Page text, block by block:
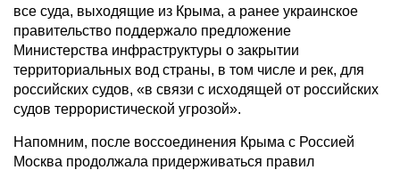
все суда, выходящие из Крыма, а ранее украинское
правительство поддержало предложение
Министерства инфраструктуры о закрытии
территориальных вод страны, в том числе и рек, для
российских судов, «в связи с исходящей от российских
судов террористической угрозой».
Напомним, после воссоединения Крыма с Россией
Москва продолжала придерживаться правил